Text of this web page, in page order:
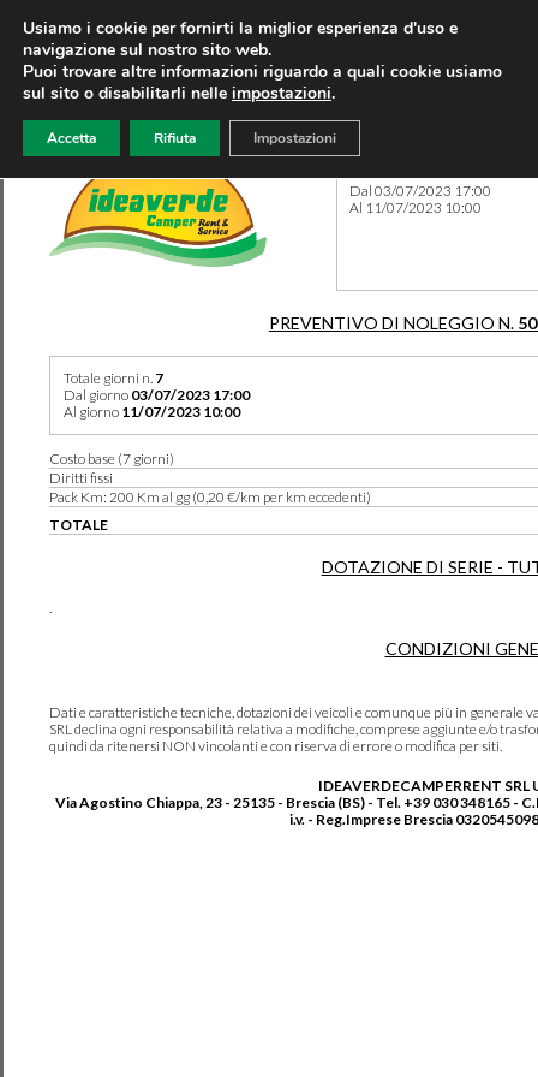
Dal 03/07/2023 17:00
Al 11/07/2023 10:00
PREVENTIVO DI NOLEGGIO N.
Totale giorni n. 7
Dal giorno 03/07/2023 17:00
Al giorno 11/07/2023 10:00
Costo base (7 giorni)
Diritti fissi
Pack Km: 200 Km al gg (0,20 €/km per km eccedenti)
TOTALE
DOTAZIONE DI SERIE -
.
CONDIZIONI
Dati e caratteristiche tecniche, dotazioni dei veicoli e comunque più in generale
SRL declina ogni responsabilità relativa a modifiche, comprese aggiunte e/o
quindi da ritenersi NON vincolanti e con riserva di errore o modifica per siti.
IDEAVERDECAMPERRENT SRL
Via Agostino Chiappa, 23 - 25135 - Brescia (BS) - Tel. +39 030 348165 -
i.v. - Reg.Imprese Brescia
Usiamo i cookie per fornirti la miglior esperienza d'uso e
navigazione sul nostro sito web.
Puoi trovare altre informazioni riguardo a quali cookie usiamo
sul sito o disabilitarli nelle impostazioni.
Accetta Rifiuta Impostazioni